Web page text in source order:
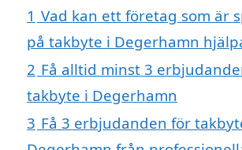
1 Vad kan ett företag som är
på takbyte i Degerhamn
2 Få alltid minst 3
takbyte i Degerhamn
3 Få 3 erbjudanden för